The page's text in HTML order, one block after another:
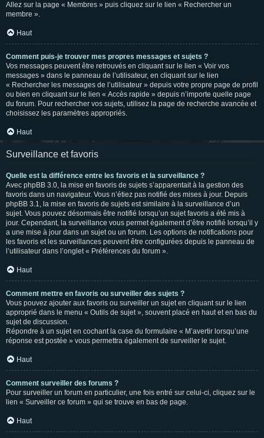
Allez sur la page « Membres » puis cliquez sur le lien « Rechercher un
membre ».
Haut
Comment puis-je trouver mes propres messages et sujets ?
Vos messages peuvent être retrouvés en cliquant sur le lien « Voir vos
messages » dans le panneau de l’utilisateur, en cliquant sur le lien
« Rechercher les messages de l’utilisateur » depuis votre propre page de profil
ou bien en cliquant sur le lien « Accès rapide » depuis n’importe quelle page
du forum. Pour rechercher vos sujets, utilisez la page de recherche avancée et
choisissez les paramètres appropriés.
Haut
Surveillance et favoris
Quelle est la différence entre les favoris et la surveillance ?
Avec phpBB 3.0, la mise en favoris de sujets s’apparentait à la gestion des
favoris dans un navigateur. Vous n’étiez pas notifié des mises à jour. Depuis
phpBB 3.1, la mise en favoris de sujets est similaire à la surveillance d’un
sujet. Vous pouvez désormais être notifié lorsqu’un sujet favoris a été mis à
jour. Cependant, la surveillance vous permet également d’être notifié lorsqu’il y
a une mise à jour dans un sujet ou un forum. Les options de notifications pour
les favoris et les surveillances peuvent être configurées depuis le panneau de
l’utilisateur dans l’onglet « Préférences du forum ».
Haut
Comment mettre en favoris ou surveiller des sujets ?
Vous pouvez ajouter aux favoris ou surveiller un sujet en cliquant sur le lien
approprié dans le menu « Outils de sujet », souvent placé en haut et en bas du
sujet de discussion.
Répondre à un sujet en cochant la case du formulaire « M’avertir lorsqu’une
réponse est postée » vous permettra également de surveiller le sujet.
Haut
Comment surveiller des forums ?
Pour surveiller un forum en particulier, une fois entré sur celui-ci, cliquez sur le
lien « Surveiller ce forum » qui se trouve en bas de page.
Haut